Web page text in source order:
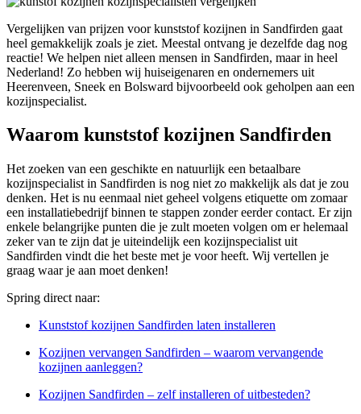
Vergelijken van prijzen voor kunststof kozijnen in Sandfirden gaat
heel gemakkelijk zoals je ziet. Meestal ontvang je dezelfde dag nog
reactie! We helpen niet alleen mensen in Sandfirden, maar in heel
Nederland! Zo hebben wij huiseigenaren en ondernemers uit
Heerenveen, Sneek en Bolsward bijvoorbeeld ook geholpen aan een
kozijnspecialist.
Waarom kunststof kozijnen Sandfirden
Het zoeken van een geschikte en natuurlijk een betaalbare
kozijnspecialist in Sandfirden is nog niet zo makkelijk als dat je zou
denken. Het is nu eenmaal niet geheel volgens etiquette om zomaar
een installatiebedrijf binnen te stappen zonder eerder contact. Er zijn
enkele belangrijke punten die je zult moeten volgen om er helemaal
zeker van te zijn dat je uiteindelijk een kozijnspecialist uit
Sandfirden vindt die het beste met je voor heeft. Wij vertellen je
graag waar je aan moet denken!
Spring direct naar:
Kunststof kozijnen Sandfirden laten installeren
Kozijnen vervangen Sandfirden – waarom vervangende
kozijnen aanleggen?
Kozijnen Sandfirden – zelf installeren of uitbesteden?